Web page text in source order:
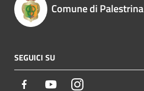
Comune di Palestrina
SEGUICI SU
Facebook YoutubeInstagram